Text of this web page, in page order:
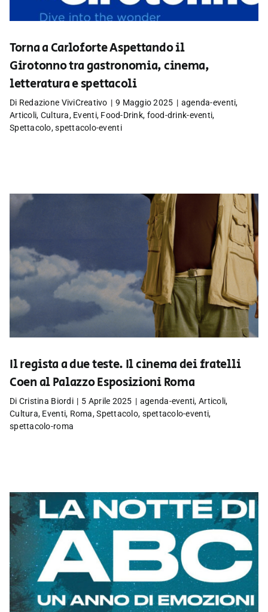
Torna a Carloforte Aspettando il
Girotonno tra gastronomia, cinema,
letteratura e spettacoli
Di Redazione ViviCreativo | 9 Maggio 2025 | agenda-eventi,
Articoli, Cultura, Eventi, Food-Drink, food-drink-eventi,
Spettacolo,spettacolo-eventi
Il regista a due teste. Il cinema dei fratelli
Coen al Palazzo Esposizioni Roma
Di Cristina Biordi | 5 Aprile 2025 | agenda-eventi,Articoli,
Cultura, Eventi, Roma,Spettacolo, spettacolo-eventi,
spettacolo-roma